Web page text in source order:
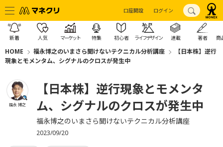
口座開設 ログイン
新着 人気 マーケット 特集 初心者 ライフデザイン 連載 著者 商
HOME 福永博之のいまさら聞けないテクニカル分析講座
【日本株】逆行
現象とモメンタム、シグナルのクロスが発生中
福永 博之
【日本株】逆行現象とモメンタ
ム、シグナルのクロスが発生中
福永博之のいまさら聞けないテクニカル分析講座
2023/09/20